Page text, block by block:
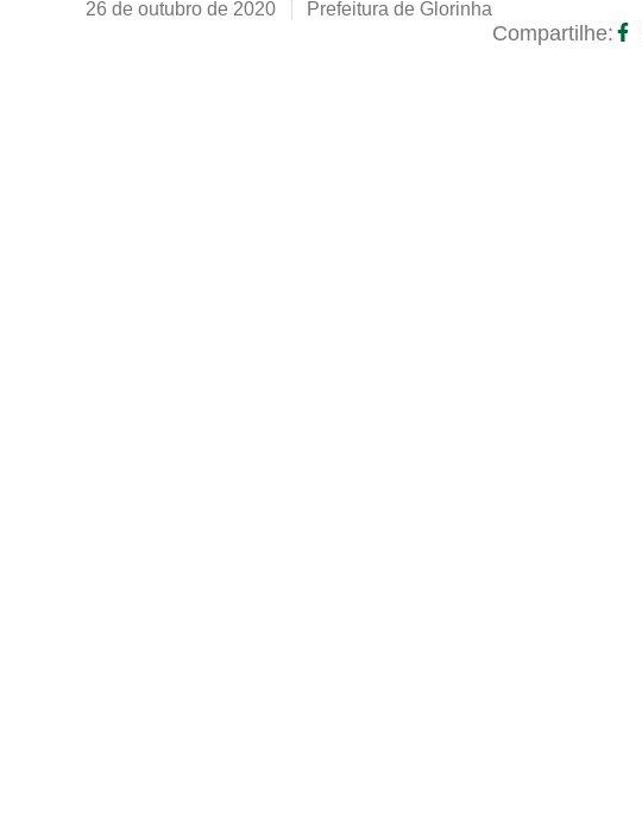
26 de outubro de 2020 Prefeitura de Glorinha
Compartilhe: